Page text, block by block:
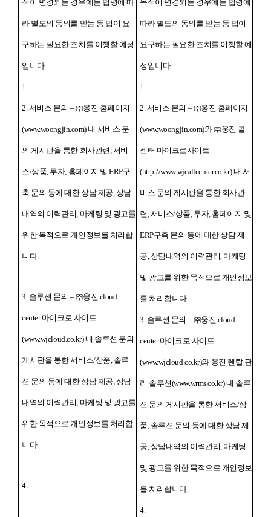
적이 변경되는 경우에는 법령에 따
라 별도의 동의를 받는 등 법이 요
구하는 필요한 조치를 이행할 예정
입니다.
1.
2. 서비스 문의 – ㈜웅진 홈페이지
(www.woongjin.com) 내 서비스 문
의 게시판을 통한 회사관련, 서비
스/상품, 투자, 홈페이지 및 ERP구
축 문의 등에 대한 상담 제공, 상담
내역의 이력관리, 마케팅 및 광고를
위한 목적으로 개인정보를 처리합
니다.
3. 솔루션 문의 – ㈜웅진 cloud
center 마이크로 사이트
(www.wjcloud.co.kr) 내 솔루션 문의
게시판을 통한 서비스/상품, 솔루
션 문의 등에 대한 상담 제공, 상담
내역의 이력관리, 마케팅 및 광고를
위한 목적으로 개인정보를 처리합
니다.
4.
목적이 변경되는 경우에는 법령에
따라 별도의 동의를 받는 등 법이
요구하는 필요한 조치를 이행할 예
정입니다.
1.
2. 서비스 문의 – ㈜웅진 홈페이지
(www.woongjin.com)와 ㈜웅진 콜
센터 마이크로사이트
(http://www.wjcallcenter.co.kr) 내 서
비스 문의 게시판을 통한 회사관
련, 서비스/상품, 투자, 홈페이지 및
ERP구축 문의 등에 대한 상담 제
공, 상담내역의 이력관리, 마케팅
및 광고를 위한 목적으로 개인정보
를 처리합니다.
3. 솔루션 문의 – ㈜웅진 cloud
center 마이크로 사이트
(www.wjcloud.co.kr)와 웅진 렌탈 관
리 솔루션(www.wrms.co.kr) 내 솔루
션 문의 게시판을 통한 서비스/상
품, 솔루션 문의 등에 대한 상담 제
공, 상담내역의 이력관리, 마케팅
및 광고를 위한 목적으로 개인정보
를 처리합니다.
4.